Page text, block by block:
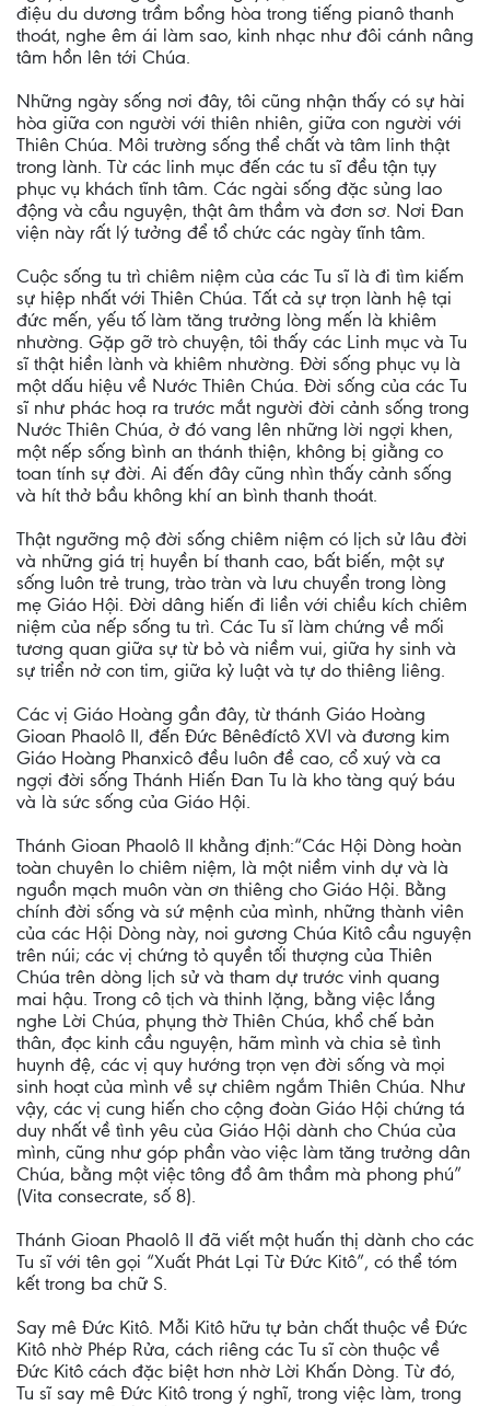
điệu du dương trầm bổng hòa trong tiếng pianô thanh
thoát, nghe êm ái làm sao, kinh nhạc như đôi cánh nâng
tâm hồn lên tới Chúa.
Những ngày sống nơi đây, tôi cũng nhận thấy có sự hài
hòa giữa con người với thiên nhiên, giữa con người với
Thiên Chúa. Môi trường sống thể chất và tâm linh thật
trong lành. Từ các linh mục đến các tu sĩ đều tận tụy
phục vụ khách tĩnh tâm. Các ngài sống đặc sủng lao
động và cầu nguyện, thật âm thầm và đơn sơ. Nơi Đan
viện này rất lý tưởng để tổ chức các ngày tĩnh tâm.
Cuộc sống tu trì chiêm niệm của các Tu sĩ là đi tìm kiếm
sự hiệp nhất với Thiên Chúa. Tất cả sự trọn lành hệ tại
đức mến, yếu tố làm tăng trưởng lòng mến là khiêm
nhường. Gặp gỡ trò chuyện, tôi thấy các Linh mục và Tu
sĩ thật hiền lành và khiêm nhường. Đời sống phục vụ là
một dấu hiệu về Nước Thiên Chúa. Đời sống của các Tu
sĩ như phác hoạ ra trước mắt người đời cảnh sống trong
Nước Thiên Chúa, ở đó vang lên những lời ngợi khen,
một nếp sống bình an thánh thiện, không bị giằng co
toan tính sự đời. Ai đến đây cũng nhìn thấy cảnh sống
và hít thở bầu không khí an bình thanh thoát.
Thật ngưỡng mộ đời sống chiêm niệm có lịch sử lâu đời
và những giá trị huyền bí thanh cao, bất biến, một sự
sống luôn trẻ trung, trào tràn và lưu chuyển trong lòng
mẹ Giáo Hội. Đời dâng hiến đi liền với chiều kích chiêm
niệm của nếp sống tu trì. Các Tu sĩ làm chứng về mối
tương quan giữa sự từ bỏ và niềm vui, giữa hy sinh và
sự triển nở con tim, giữa kỷ luật và tự do thiêng liêng.
Các vị Giáo Hoàng gần đây, từ thánh Giáo Hoàng
Gioan Phaolô II, đến Đức Bênêđíctô XVI và đương kim
Giáo Hoàng Phanxicô đều luôn đề cao, cổ xuý và ca
ngợi đời sống Thánh Hiến Đan Tu là kho tàng quý báu
và là sức sống của Giáo Hội.
Thánh Gioan Phaolô II khẳng định:“Các Hội Dòng hoàn
toàn chuyên lo chiêm niệm, là một niềm vinh dự và là
nguồn mạch muôn vàn ơn thiêng cho Giáo Hội. Bằng
chính đời sống và sứ mệnh của mình, những thành viên
của các Hội Dòng này, noi gương Chúa Kitô cầu nguyện
trên núi; các vị chứng tỏ quyền tối thượng của Thiên
Chúa trên dòng lịch sử và tham dự trước vinh quang
mai hậu. Trong cô tịch và thinh lặng, bằng việc lắng
nghe Lời Chúa, phụng thờ Thiên Chúa, khổ chế bản
thân, đọc kinh cầu nguyện, hãm mình và chia sẻ tình
huynh đệ, các vị quy hướng trọn vẹn đời sống và mọi
sinh hoạt của mình về sự chiêm ngắm Thiên Chúa. Như
vậy, các vị cung hiến cho cộng đoàn Giáo Hội chứng tá
duy nhất về tình yêu của Giáo Hội dành cho Chúa của
mình, cũng như góp phần vào việc làm tăng trưởng dân
Chúa, bằng một việc tông đồ âm thầm mà phong phú”
(Vita consecrate, số 8).
Thánh Gioan Phaolô II đã viết một huấn thị dành cho các
Tu sĩ với tên gọi “Xuất Phát Lại Từ Đức Kitô”, có thể tóm
kết trong ba chữ S.
Say mê Đức Kitô. Mỗi Kitô hữu tự bản chất thuộc về Đức
Kitô nhờ Phép Rửa, cách riêng các Tu sĩ còn thuộc về
Đức Kitô cách đặc biệt hơn nhờ Lời Khấn Dòng. Từ đó,
Tu sĩ say mê Đức Kitô trong ý nghĩ, trong việc làm, trong